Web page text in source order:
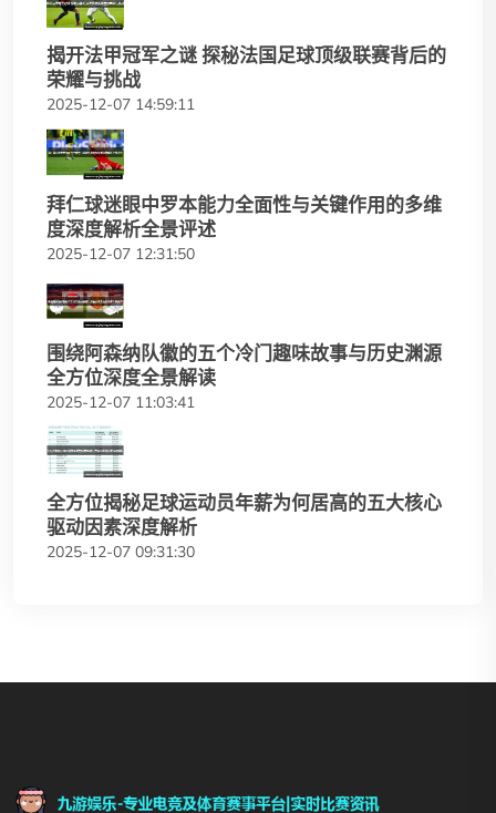
揭开法甲冠军之谜 探秘法国足球顶级联赛背后的
荣耀与挑战
2025-12-07 14:59:11
拜仁球迷眼中罗本能力全面性与关键作用的多维
度深度解析全景评述
2025-12-07 12:31:50
围绕阿森纳队徽的五个冷门趣味故事与历史渊源
全方位深度全景解读
2025-12-07 11:03:41
全方位揭秘足球运动员年薪为何居高的五大核心
驱动因素深度解析
2025-12-07 09:31:30